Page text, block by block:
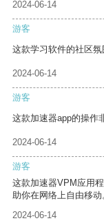
2024-06-14
游客
这款学习软件的社区氛
2024-06-14
游客
这款加速器app的操作
2024-06-14
游客
这款加速器VPM应用
助你在网络上自由移动
2024-06-14